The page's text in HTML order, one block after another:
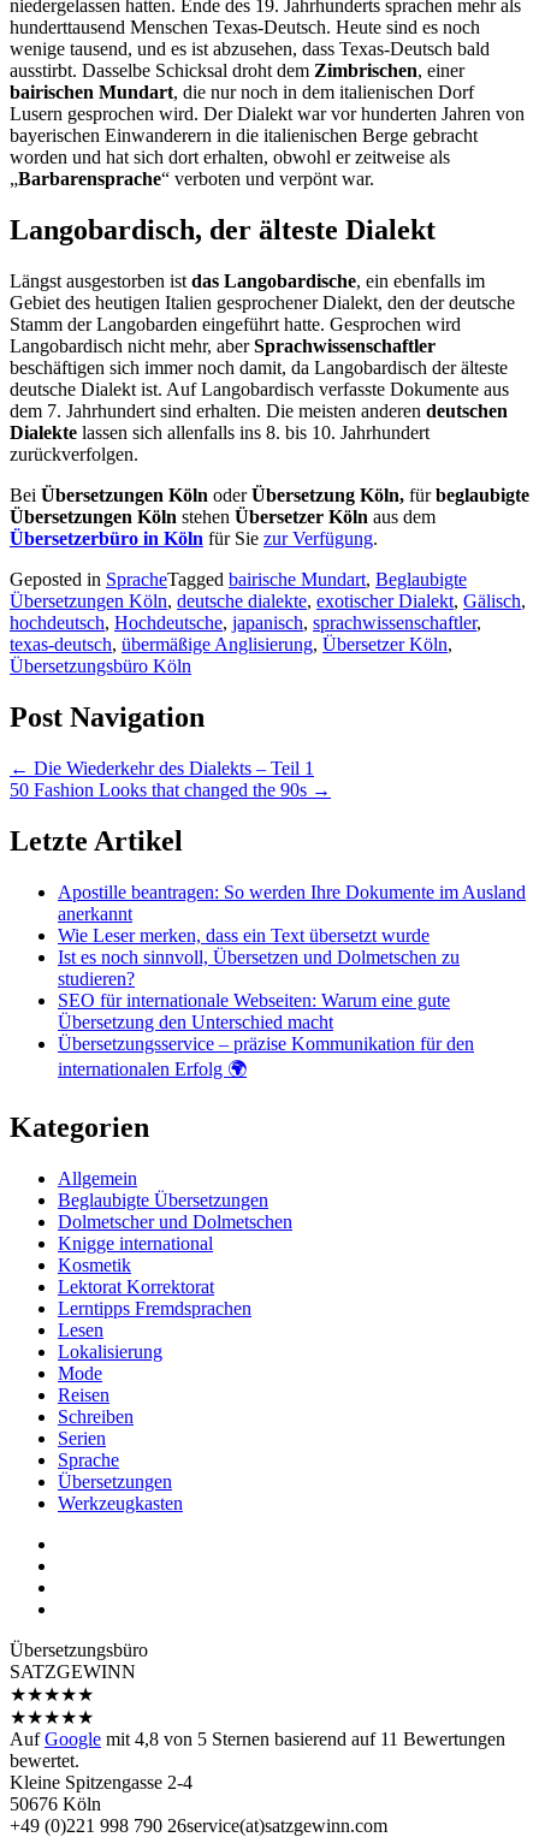
niedergelassen hatten. Ende des 19. Jahrhunderts sprachen mehr als
hunderttausend Menschen Texas-Deutsch. Heute sind es noch
wenige tausend, und es ist abzusehen, dass Texas-Deutsch bald
ausstirbt. Dasselbe Schicksal droht dem Zimbrischen, einer
bairischen Mundart, die nur noch in dem italienischen Dorf
Lusern gesprochen wird. Der Dialekt war vor hunderten Jahren von
bayerischen Einwanderern in die italienischen Berge gebracht
worden und hat sich dort erhalten, obwohl er zeitweise als
„Barbarensprache“ verboten und verpönt war.
Langobardisch, der älteste Dialekt
Längst ausgestorben ist das Langobardische, ein ebenfalls im
Gebiet des heutigen Italien gesprochener Dialekt, den der deutsche
Stamm der Langobarden eingeführt hatte. Gesprochen wird
Langobardisch nicht mehr, aberSprachwissenschaftler
beschäftigen sich immer noch damit, da Langobardisch der älteste
deutsche Dialekt ist. Auf Langobardisch verfasste Dokumente aus
dem 7. Jahrhundert sind erhalten. Die meisten anderen deutschen
Dialekte lassen sich allenfalls ins 8. bis 10. Jahrhundert
zurückverfolgen.
Bei Übersetzungen Köln oderÜbersetzung Köln, fürbeglaubigte
Übersetzungen Köln stehen Übersetzer Köln aus dem
Übersetzerbüro in Köln für Sie zur Verfügung.
Geposted in SpracheTagged bairische Mundart, Beglaubigte
Übersetzungen Köln, deutsche dialekte, exotischer Dialekt, Gälisch,
hochdeutsch, Hochdeutsche, japanisch, sprachwissenschaftler,
texas-deutsch, übermäßige Anglisierung, Übersetzer Köln,
Übersetzungsbüro Köln
Post Navigation
← Die Wiederkehr des Dialekts – Teil 1
50 Fashion Looks that changed the 90s →
Letzte Artikel
Apostille beantragen: So werden Ihre Dokumente im Ausland
anerkannt
Wie Leser merken, dass ein Text übersetzt wurde
Ist es noch sinnvoll, Übersetzen und Dolmetschen zu
studieren?
SEO für internationale Webseiten: Warum eine gute
Übersetzung den Unterschied macht
Übersetzungsservice – präzise Kommunikation für den
internationalen Erfolg 🌍
Kategorien
Allgemein
Beglaubigte Übersetzungen
Dolmetscher und Dolmetschen
Knigge international
Kosmetik
Lektorat Korrektorat
Lerntipps Fremdsprachen
Lesen
Lokalisierung
Mode
Reisen
Schreiben
Serien
Sprache
Übersetzungen
Werkzeugkasten
Übersetzungs­büro
SATZGEWINN
★★★★★
★★★★★
AufGoogle mit 4,8 von 5 Sternen basierend auf 11 Bewertungen
bewertet.
Kleine Spitzengasse 2-4
50676 Köln
+49 (0)221 998 790 26service(at)satz­gewinn.com